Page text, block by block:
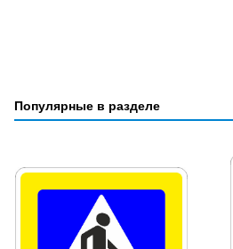
Популярные в разделе